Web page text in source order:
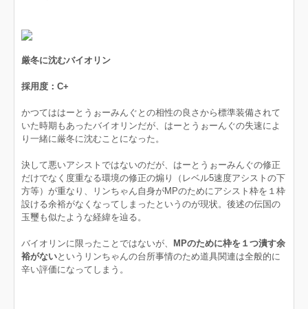
厳冬に沈むバイオリン
採用度：C+
かつてははーとうぉーみんぐとの相性の良さから標準装備されて
いた時期もあったバイオリンだが、はーとうぉーんぐの失速によ
り一緒に厳冬に沈むことになった。
決して悪いアシストではないのだが、はーとうぉーみんぐの修正
だけでなく度重なる環境の修正の煽り（レベル5速度アシストの下
方等）が重なり、リンちゃん自身がMPのためにアシスト枠を１枠
設ける余裕がなくなってしまったというのが現状。後述の伝国の
玉璽も似たような経緯を辿る。
バイオリンに限ったことではないが、
MPのために枠を１つ潰す余
裕がないというリンちゃんの台所事情のため道具関連は全般的に
辛い評価になってしまう。